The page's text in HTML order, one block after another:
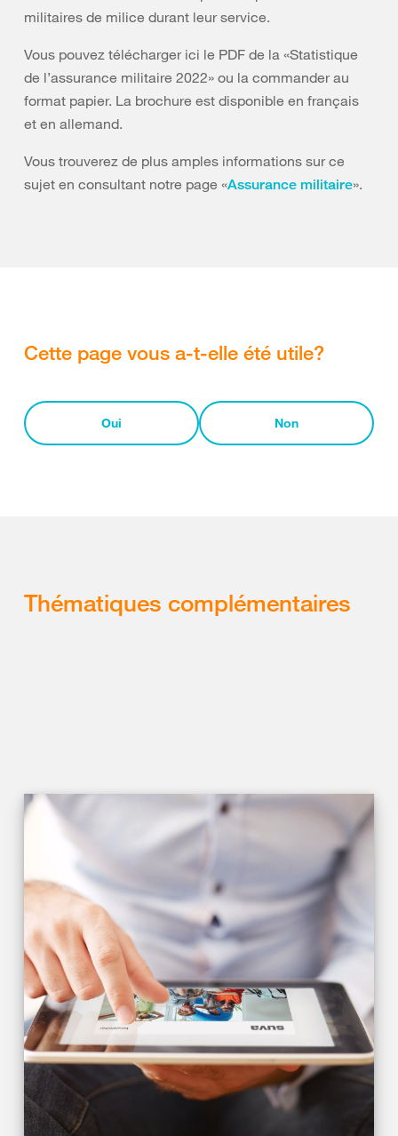
militaires de milice durant leur service.
Vous pouvez télécharger ici le PDF de la «Statistique
de l’assurance militaire 2022» ou la commander au
format papier. La brochure est disponible en français
et en allemand.
Vous trouverez de plus amples informations sur ce
sujet en consultant notre page «Assurance militaire».
Cette page vous a-t-elle été utile?
Oui Non
Thématiques complémentaires